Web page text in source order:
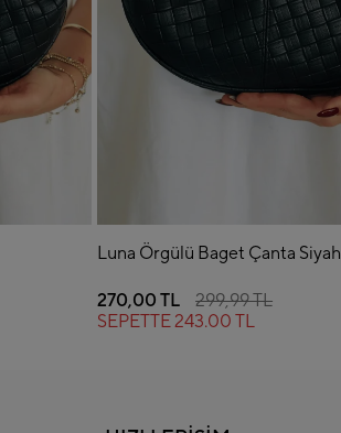
Luna Örgülü Baget Çanta Siyah
270,00 TL
299,99 TL
SEPETTE243.00 TL